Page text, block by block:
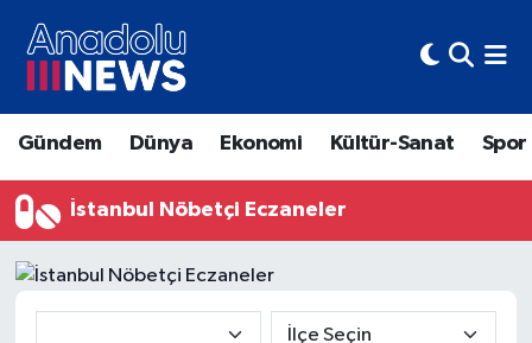
Gündem Dünya Ekonomi Kültür-Sanat Spor
İstanbul Nöbetçi Eczaneler
Hava Durumu
Trafik Durumu
Süper Lig Puan Durumu ve Fikstür
Tüm Manşetler
Son Dakika Haberleri